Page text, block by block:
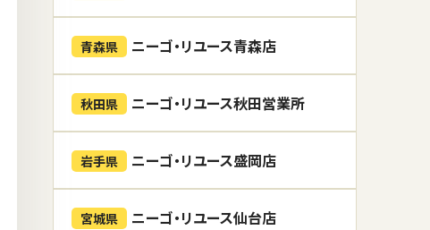
青森県 ニーゴ・リユース青森店
秋田県 ニーゴ・リユース秋田営業所
岩手県 ニーゴ・リユース盛岡店
宮城県 ニーゴ・リユース仙台店